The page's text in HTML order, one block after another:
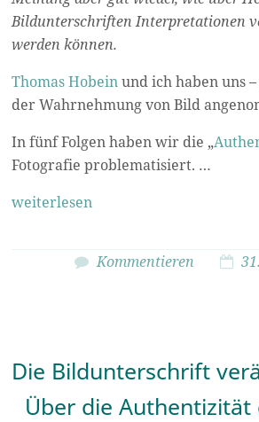
Bildunterschriften Interpretationen
werden können.
Thomas Hobeinund ich haben uns
der Wahrnehmung von Bild
In fünf Folgen haben wir die „
Fotografie problematisiert. …
weiterlesen
Kommentieren
Die Bildunterschrift
Über die Authentizität